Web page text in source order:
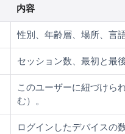
内容
性別、年齢層、場所、言
セッション数、最初と最
このユーザーに紐づけら
む）。
ログインしたデバイスの